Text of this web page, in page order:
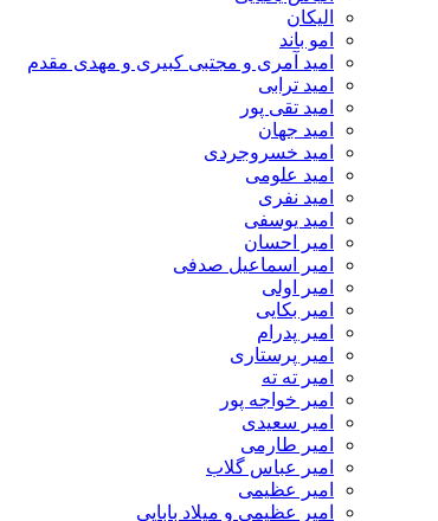
الیکان
امو باند
امید آمری و مجتبی کبیری و مهدى مقدم
امید ترابی
امید تقی پور
امید جهان
امید خسروجردی
امید علومی
امید نفری
امید یوسفی
امیر احسان
امیر اسماعیل صدفی
امیر اولی
امیر بکایی
امیر پدرام
امیر پرستاری
امیر ته ته
امیر خواجه پور
امیر سعیدی
امیر طارمی
امیر عباس گلاب
امیر عظیمی
امیر عظیمی و میلاد بابایی